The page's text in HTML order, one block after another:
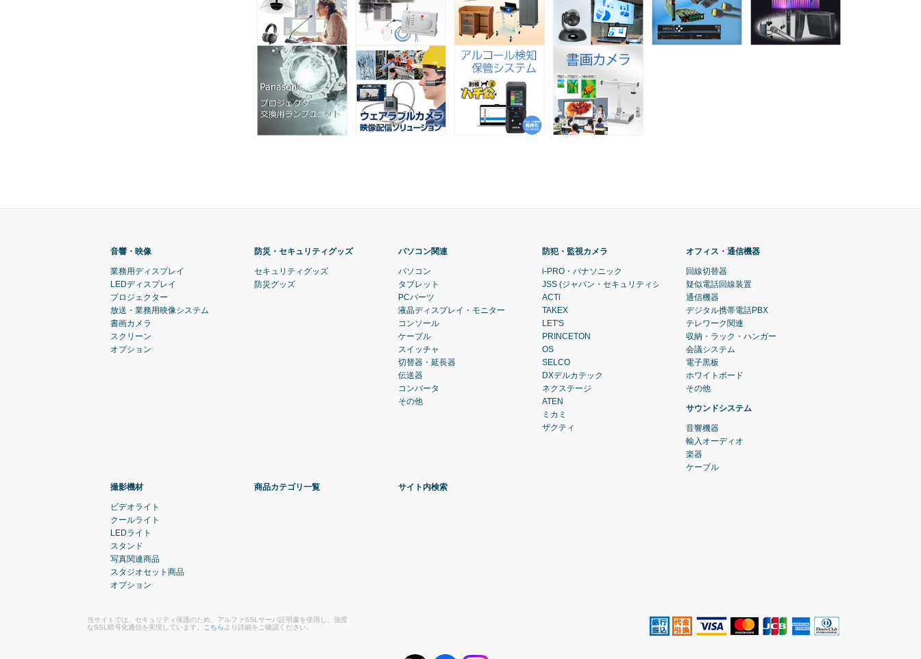
音響・映像
業務用ディスプレイ
LEDディスプレイ
プロジェクター
放送・業務用映像システム
書画カメラ
スクリーン
オプション
防災・セキュリティグッズ
セキュリティグッズ
防災グッズ
パソコン関連
パソコン
タブレット
PCパーツ
液晶ディスプレイ・モニター
コンソール
ケーブル
スイッチャ
切替器・延長器
伝送器
コンバータ
その他
防犯・監視カメラ
i-PRO・パナソニック
JSS (ジャパン・セキュリティシステム)
ACTi
TAKEX
LET'S
PRINCETON
OS
SELCO
DXデルカテック
ネクステージ
ATEN
ミカミ
ザクティ
オフィス・通信機器
回線切替器
疑似電話回線装置
通信機器
デジタル携帯電話PBX
テレワーク関連
収納・ラック・ハンガー
会議システム
電子黒板
ホワイトボード
その他
サウンドシステム
音響機器
輸入オーディオ
楽器
ケーブル
撮影機材
ビデオライト
クールライト
LEDライト
スタンド
写真関連商品
スタジオセット商品
オプション
商品カテゴリ一覧 サイト内検索
当サイトでは、セキュリティ保護のため、アルファSSLサーバ証明書を使用し、強度
なSSL暗号化通信を実現しています。 こちらより詳細をご確認ください。